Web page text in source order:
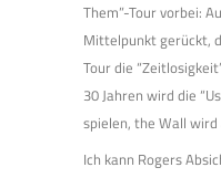
Them”-Tour vorbei:
Mittelpunkt gerückt,
Tour die
30 Jahren wird die
spielen, the Wall
Ich kann Rogers